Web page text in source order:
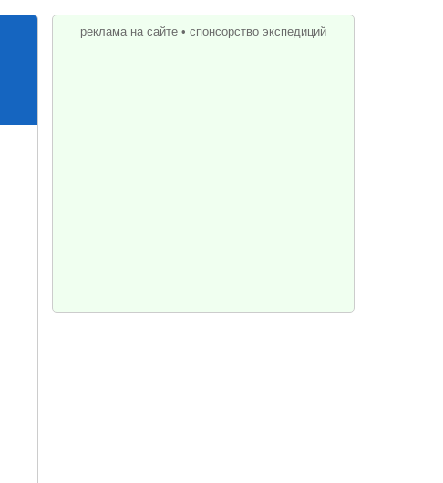
реклама на сайте• спонсорство экспедиций